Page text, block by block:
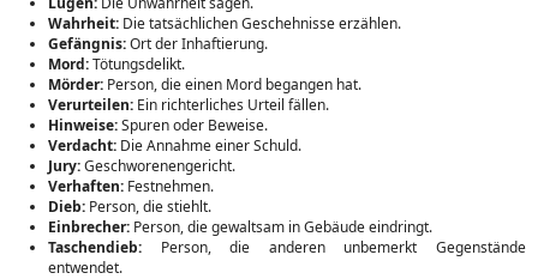
Wahrheit: Die tatsächlichen Geschehnisse erzählen.
Gefängnis:Ort der Inhaftierung.
Mord:Tötungsdelikt.
Mörder: Person, die einen Mord begangen hat.
Verurteilen: Ein richterliches Urteil fällen.
Hinweise:Spuren oder Beweise.
Verdacht: Die Annahme einer Schuld.
Jury:Geschworenengericht.
Verhaften: Festnehmen.
Dieb: Person, die stiehlt.
Einbrecher: Person, die gewaltsam in Gebäude eindringt.
Taschendieb: Person, die anderen unbemerkt Gegenstände
entwendet.